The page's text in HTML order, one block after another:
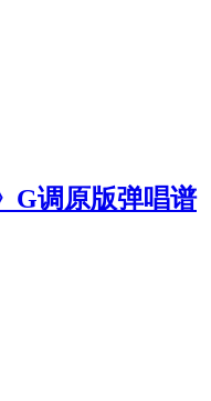
G调原版弹唱谱